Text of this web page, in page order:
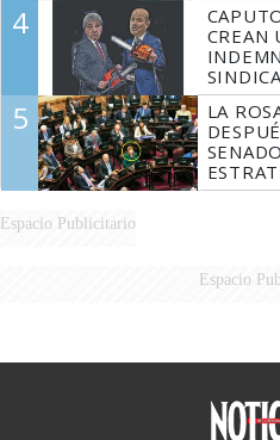
4
CREAN
5
LA
Espacio Publicitario
Espacio